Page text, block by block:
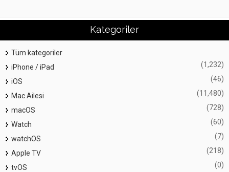
Kategoriler
Tüm kategoriler
iPhone / iPad
(1,232)
iOS (46)
Mac Ailesi (11,480)
macOS (728)
Watch (60)
watchOS (7)
Apple TV (218)
tvOS (0)